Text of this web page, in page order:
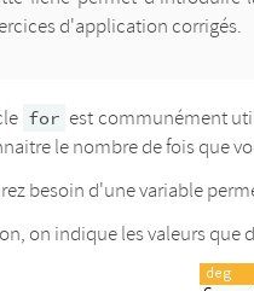
d'application corrigés.
for est communément
le nombre de fois que
besoin d'une variable
on indique les valeurs